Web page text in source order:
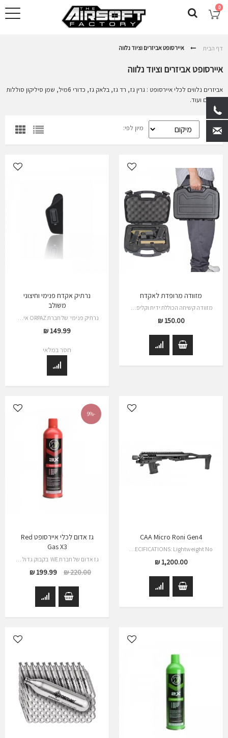
0
דף הבית איירסופט אביזרים וציוד נלווה
איירסופט אביזרים וציוד נלווה
אביזרים נלווים לכלי איירסופט : גרין גז, רד גז, בלאק גז, כדורי 6מיל, שמן סיליקון סוללות
מטענים ועוד.
מיון לפי
מזוודה מרופדת לאקדח
מזוודה קשיחה הכוללת ידית וקליפסים…
150.00 ₪
נרתיק אקדח פנימי וחיצוני
משולב
149.99 ₪
חסר במלאי
CAA Micro Roni Gen4
Micro Roni Gen 4 by CAA TACTICAL SPECIFICATIONS: Lightweight No…
1,200.00 ₪
-9%
גז אדום לכלי איירסופט Red
Gas X3
220.00 ₪
199.99 ₪